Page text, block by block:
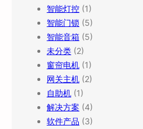
智能灯控 (1)
智能门锁 (5)
智能音箱 (5)
未分类 (2)
窗帘电机 (1)
网关主机 (2)
自助机 (1)
解决方案 (4)
软件产品 (3)